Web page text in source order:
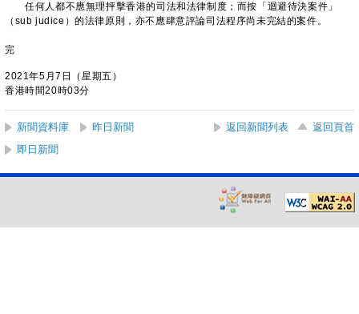
任何人都不應無理抨擊香港的司法和法律制度；而按「迴避待決案件」
（sub judice）的法律原則，亦不應肆意評論司法程序尚未完結的案件。
完
2021年5月7日（星期五）
香港時間20時03分
新聞資料庫 昨日新聞 返回新聞列表
返回頁首
即日新聞